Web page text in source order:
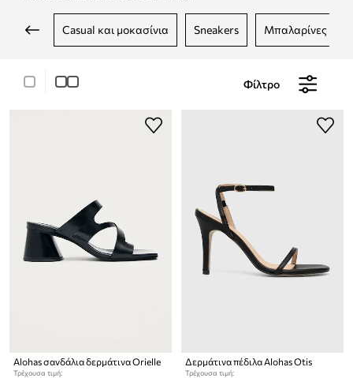
casual και μοκασίνια sneakers μπαλαρίνες
Φίλτρο
Alohas σανδάλια δερμάτινα Orielle
Τρέχουσα τιμή:
Δερμάτινα πέδιλα Alohas Otis
Τρέχουσα τιμή: